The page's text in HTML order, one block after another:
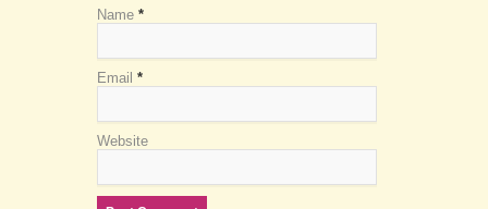
Name *
Email *
Website